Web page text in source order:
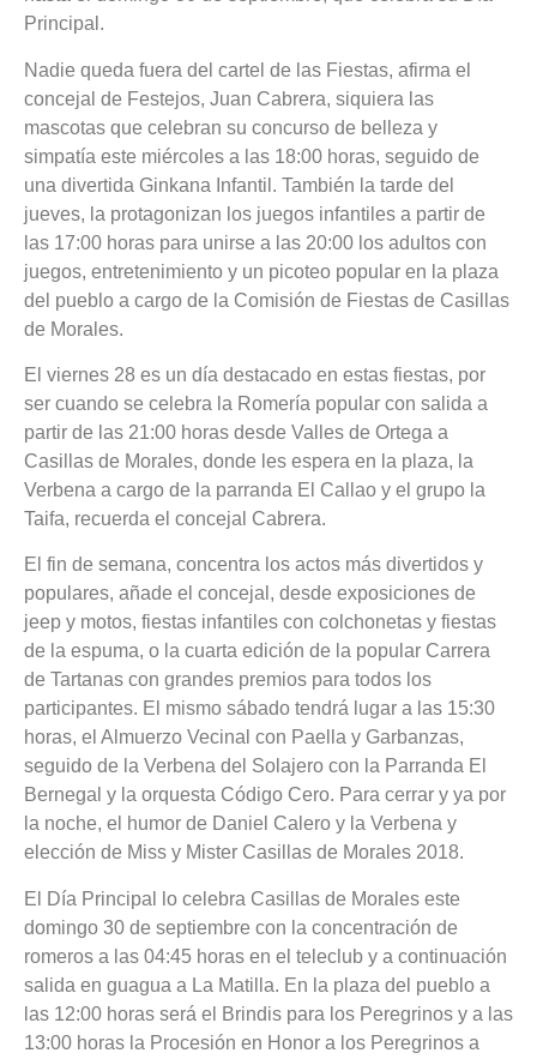
Principal.
Nadie queda fuera del cartel de las Fiestas, afirma el
concejal de Festejos, Juan Cabrera, siquiera las
mascotas que celebran su concurso de belleza y
simpatía este miércoles a las 18:00 horas, seguido de
una divertida Ginkana Infantil. También la tarde del
jueves, la protagonizan los juegos infantiles a partir de
las 17:00 horas para unirse a las 20:00 los adultos con
juegos, entretenimiento y un picoteo popular en la plaza
del pueblo a cargo de la Comisión de Fiestas de Casillas
de Morales.
El viernes 28 es un día destacado en estas fiestas, por
ser cuando se celebra la Romería popular con salida a
partir de las 21:00 horas desde Valles de Ortega a
Casillas de Morales, donde les espera en la plaza, la
Verbena a cargo de la parranda El Callao y el grupo la
Taifa, recuerda el concejal Cabrera.
El fin de semana, concentra los actos más divertidos y
populares, añade el concejal, desde exposiciones de
jeep y motos, fiestas infantiles con colchonetas y fiestas
de la espuma, o la cuarta edición de la popular Carrera
de Tartanas con grandes premios para todos los
participantes. El mismo sábado tendrá lugar a las 15:30
horas, el Almuerzo Vecinal con Paella y Garbanzas,
seguido de la Verbena del Solajero con la Parranda El
Bernegal y la orquesta Código Cero. Para cerrar y ya por
la noche, el humor de Daniel Calero y la Verbena y
elección de Miss y Mister Casillas de Morales 2018.
El Día Principal lo celebra Casillas de Morales este
domingo 30 de septiembre con la concentración de
romeros a las 04:45 horas en el teleclub y a continuación
salida en guagua a La Matilla. En la plaza del pueblo a
las 12:00 horas será el Brindis para los Peregrinos y a las
13:00 horas la Procesión en Honor a los Peregrinos a